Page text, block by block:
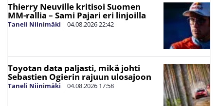
Thierry Neuville kritisoi Suomen
MM-rallia – Sami Pajari eri linjoilla
Taneli Niinimäki | 04.08.202622:42
Toyotan data paljasti, mikä johti
Sebastien Ogierin rajuun ulosajoon
Taneli Niinimäki | 04.08.2026 17:58